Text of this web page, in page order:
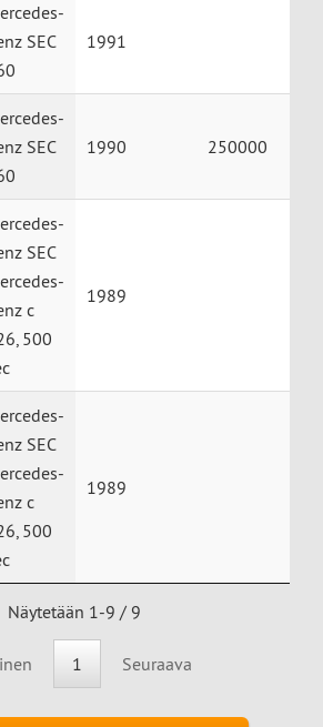
SEC
1991
SEC
1990 250000
SEC
c
500
1989
SEC
c
500
1989
Näytetään 1-9 / 9
1 Seuraava